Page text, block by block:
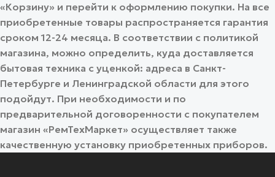
«Корзину» и перейти к оформлению покупки. На все
приобретенные товары распространяется гарантия
сроком 12-24 месяца. В соответствии с политикой
магазина, можно определить, куда доставляется
бытовая техника с уценкой: адреса в Санкт-
Петербурге и Ленинградской области для этого
подойдут. При необходимости и по
предварительной договоренности с покупателем
магазин «РемТехМаркет» осуществляет также
качественную установку приобретенных приборов.